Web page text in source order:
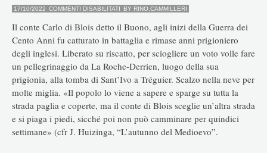
17/10/2022 COMMENTI DISABILITATI SU
BY RINO.CAMMILLERI
Il conte Carlo di Blois detto il Buono, agli inizi della Guerra dei
Cento Anni fu catturato in battaglia e rimase anni prigioniero
degli inglesi. Liberato su riscatto, per sciogliere un voto volle fare
un pellegrinaggio da La Roche-Derrien, luogo della sua
prigionia, alla tomba di Sant’Ivo a Tréguier. Scalzo nella neve per
molte miglia. «Il popolo lo viene a sapere e sparge su tutta la
strada paglia e coperte, ma il conte di Blois sceglie un’altra strada
e si piaga i piedi, sicché poi non può camminare per quindici
settimane» (cfr J. Huizinga, “L’autunno del Medioevo”.